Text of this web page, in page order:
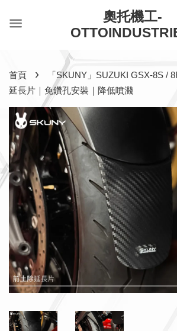
奧托機工-
首頁 ›
「SKUNY」SUZUKI GSX-8S /
延長片｜免鑽孔安裝｜降低噴濺